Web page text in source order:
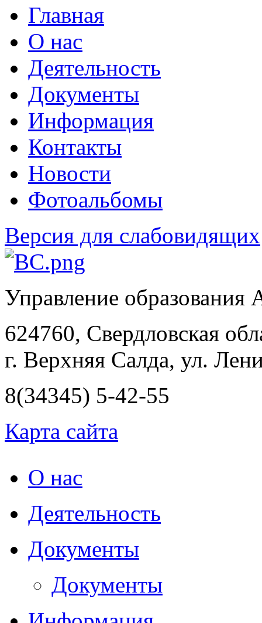
Главная
О нас
Деятельность
Документы
Информация
Контакты
Новости
Фотоальбомы
Версия для слабовидящих
Управление
624760, Свердловская
г. Верхняя Салда, ул.
8(34345) 5-42-55
Карта сайта
О нас
Деятельность
Документы
Документы